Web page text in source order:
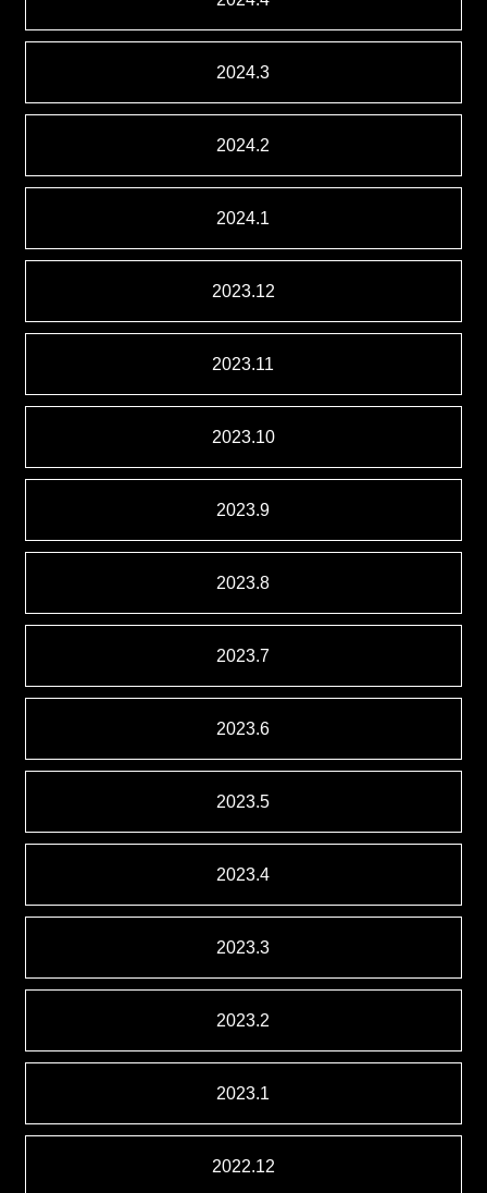
2024.3
2024.2
2024.1
2023.12
2023.11
2023.10
2023.9
2023.8
2023.7
2023.6
2023.5
2023.4
2023.3
2023.2
2023.1
2022.12